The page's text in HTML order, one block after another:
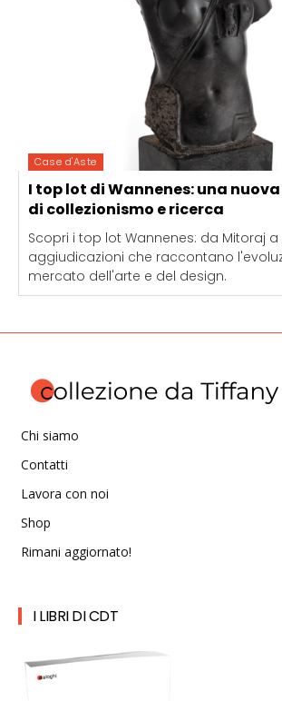
Case d'Aste
I top lot di Wannenes: una
di collezionismo e ricerca
Scopri i top lot Wannenes: da Mitoraj a
aggiudicazioni che raccontano
mercato dell'arte e del design.
Chi siamo
Contatti
Lavora con noi
Shop
Rimani aggiornato!
I LIBRI DI CDT